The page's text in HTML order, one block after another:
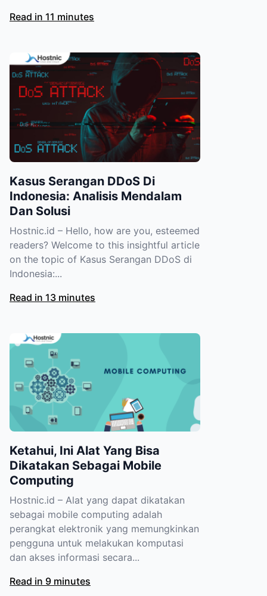
Read in 11 minutes
Kasus Serangan DDoS Di
Indonesia: Analisis Mendalam
Dan Solusi
Hostnic.id – Hello, how are you, esteemed
readers? Welcome to this insightful article
on the topic of Kasus Serangan DDoS di
Indonesia:...
Read in 13 minutes
Ketahui, Ini Alat Yang Bisa
Dikatakan Sebagai Mobile
Computing
Hostnic.id – Alat yang dapat dikatakan
sebagai mobile computing adalah
perangkat elektronik yang memungkinkan
pengguna untuk melakukan komputasi
dan akses informasi secara...
Read in 9 minutes